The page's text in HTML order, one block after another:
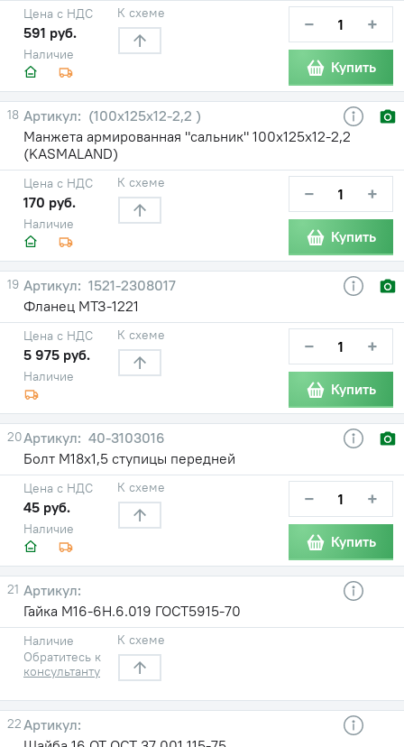
Наличие
Цена с НДС
591 руб.
К схеме − +
Купить
18
(100х125х12-2,2 )
Манжета армированная "сальник" 100х125х12-2,2
(KASMALAND)
Наличие
Цена с НДС
170 руб.
К схеме − +
Купить
19
1521-2308017
Фланец МТЗ-1221
Наличие
Цена с НДС
5 975 руб.
К схеме − +
Купить
20
40-3103016
Болт М18х1,5 ступицы передней
Наличие
Цена с НДС
45 руб.
К схеме − +
Купить
21
Гайка М16-6Н.6.019 ГОСТ5915-70
Наличие
Обратитесь к
консультанту
К схеме
22